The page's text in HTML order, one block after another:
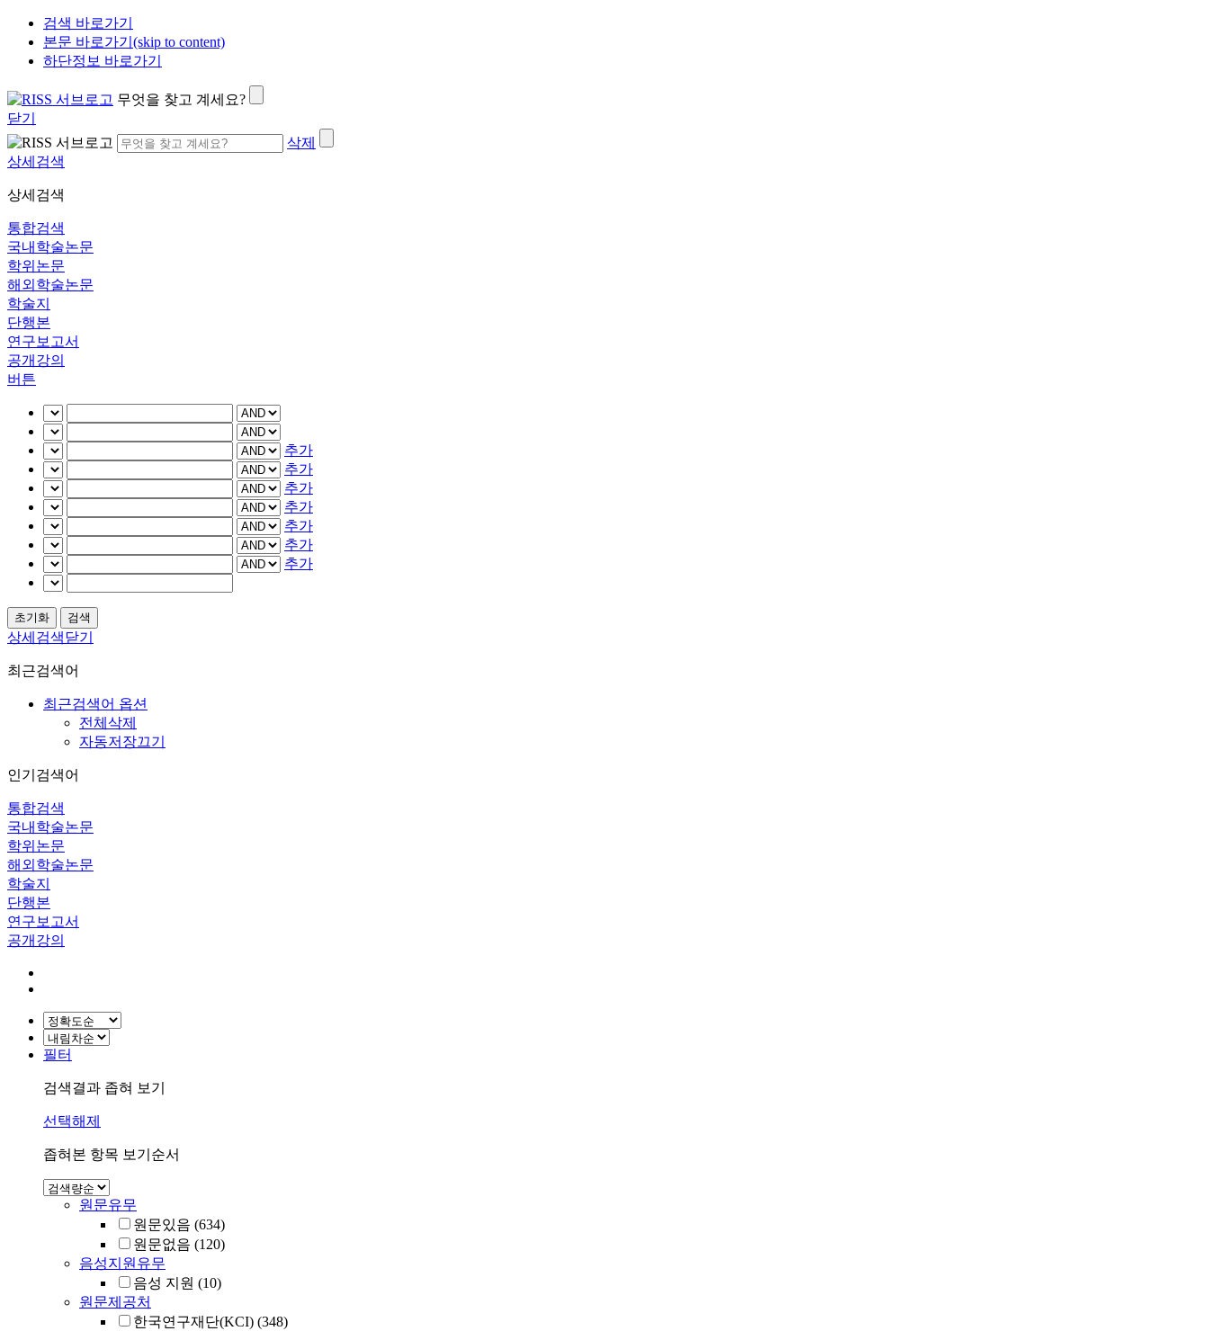
검색 바로가기
본문 바로가기(skip to content)
하단정보 바로가기
무엇을 찾고 계세요?
닫기
삭제
상세검색
상세검색
통합검색
국내학술논문
학위논문
해외학술논문
학술지
단행본
연구보고서
공개강의
버튼
추가
추가
추가
추가
추가
추가
추가
상세검색닫기
최근검색어
최근검색어 옵션
전체삭제
자동저장끄기
인기검색어
통합검색
국내학술논문
학위논문
해외학술논문
학술지
단행본
연구보고서
공개강의
필터
검색결과 좁혀 보기
선택해제
좁혀본 항목 보기순서
원문유무
원문있음 (634)
원문없음 (120)
음성지원유무
음성 지원 (10)
원문제공처
한국연구재단(KCI) (348)